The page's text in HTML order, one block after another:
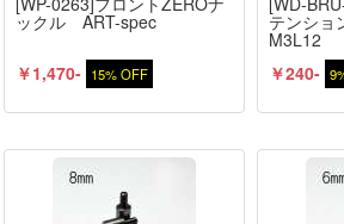
ックル ART-spec
￥1,470- 15% OFF
テンシ
M3L12
￥240-